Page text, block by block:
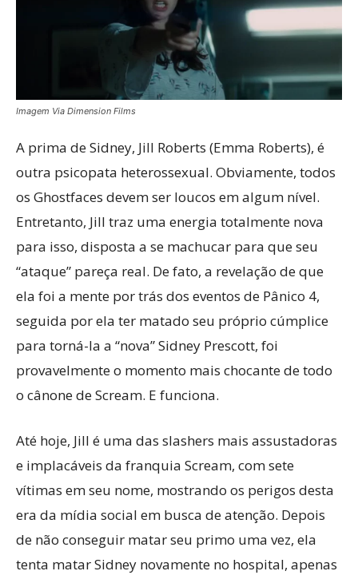
Imagem Via Dimension Films
A prima de Sidney, Jill Roberts (Emma Roberts), é
outra psicopata heterossexual. Obviamente, todos
os Ghostfaces devem ser loucos em algum nível.
Entretanto, Jill traz uma energia totalmente nova
para isso, disposta a se machucar para que seu
“ataque” pareça real. De fato, a revelação de que
ela foi a mente por trás dos eventos de Pânico 4,
seguida por ela ter matado seu próprio cúmplice
para torná-la a “nova” Sidney Prescott, foi
provavelmente o momento mais chocante de todo
o cânone de Scream. E funciona.
Até hoje, Jill é uma das slashers mais assustadoras
e implacáveis da franquia Scream, com sete
vítimas em seu nome, mostrando os perigos desta
era da mídia social em busca de atenção. Depois
de não conseguir matar seu primo uma vez, ela
tenta matar Sidney novamente no hospital, apenas